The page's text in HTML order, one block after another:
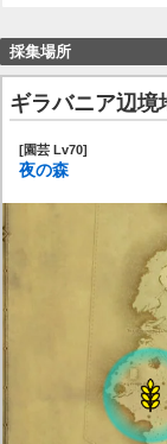
採集場所
ギラバニア辺境
[園芸 Lv70]
夜の森